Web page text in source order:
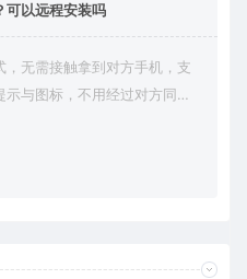
可以远程安装吗
无需接触拿到对方手机，支
与图标，不用经过对方同意